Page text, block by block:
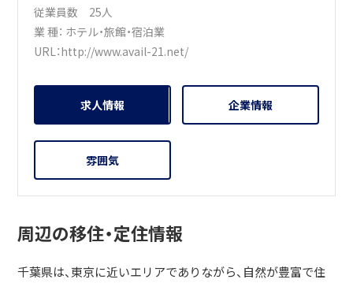
従業員数 25人
業 種： ホテル・旅館・宿泊業
URL：http://www.avail-21.net/
求人情報 企業情報
雰囲気
周辺の移住・定住情報
千葉県は、東京に近いエリアでありながら、自然が豊富で住